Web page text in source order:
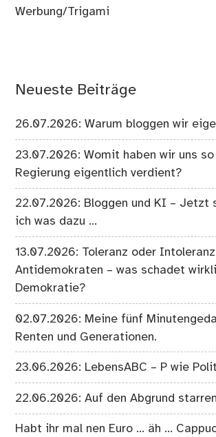
Werbung/Trigami
Neueste Beiträge
26.07.2026: Warum bloggen wir
23.07.2026: Womit haben wir uns
Regierung eigentlich verdient?
22.07.2026: Bloggen und KI – Jetzt
ich was dazu …
13.07.2026: Toleranz oder
Antidemokraten – was schadet
Demokratie?
02.07.2026: Meine fünf
Renten und Generationen.
23.06.2026: LebensABC – P wie
22.06.2026: Auf den Abgrund
Habt ihr mal nen Euro … äh …